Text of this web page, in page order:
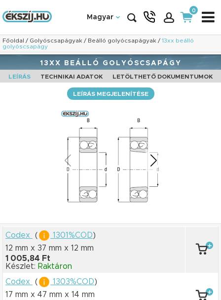
Magyar
0
Főoldal / Golyóscsapágyak / Beálló golyócsapágyak / 13xx beálló
golyóscsapágy
13XX BEÁLLÓ GOLYÓSCSAPÁGY
LEÍRÁS TECHNIKAI ADATOK LETÖLTHETŐ DOKUMENTUMOK
LEÍRÁS MEGJELENÍTÉSE
Codex ( 1301%COD)
12 mm x 37 mm x 12 mm
1 005,84 Ft
Készlet: Raktáron
Codex
( 1303%COD)
17 mm x 47 mm x 14 mm